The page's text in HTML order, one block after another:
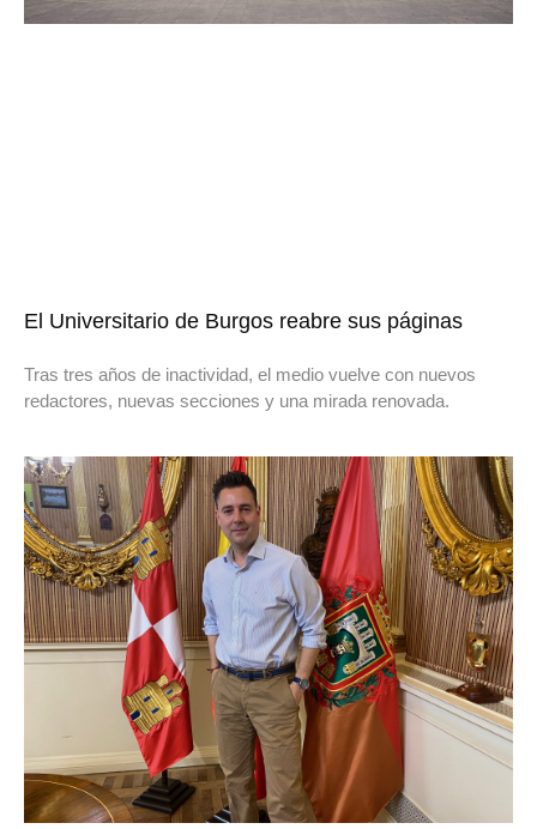
El Universitario de Burgos reabre sus páginas
Tras tres años de inactividad, el medio vuelve con nuevos
redactores, nuevas secciones y una mirada renovada.